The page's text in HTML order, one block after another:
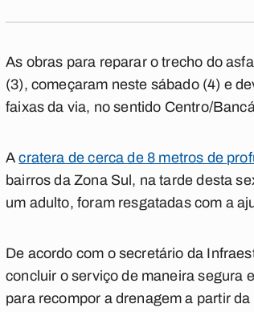
As obras para reparar o trecho do
(3), começaram neste sábado (4) e
faixas da via, no sentido Centro/
Acratera de cerca de 8 metros de
bairros da Zona Sul, na tarde desta
um adulto, foram resgatadas com a
De acordo com o secretário da
concluir o serviço de maneira segura
para recompor a drenagem a partir